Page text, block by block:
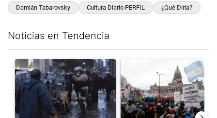
Damián Tabarovsky Cultura Diario PERFIL ¿Qué Diría?
Noticias en Tendencia
Un artículo de tendencia con el título "La tensión frente al
Un artículo de tendencia